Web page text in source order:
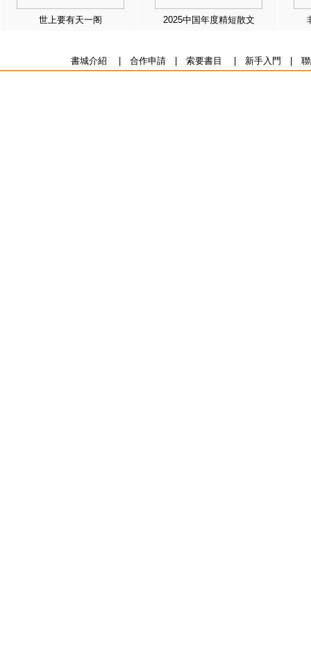
世上要有天一阁 2025中国年度精短散文
書城介紹 合作申請| 索要書目 新手入門